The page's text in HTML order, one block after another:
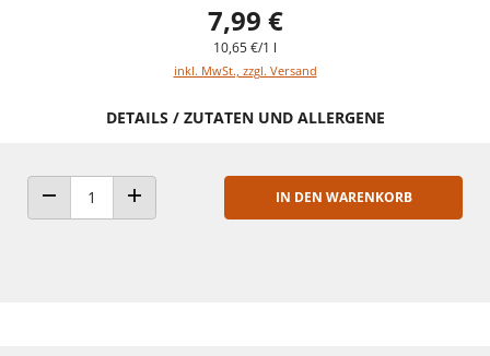
7,99 €
10,65 €/1 l
inkl. MwSt., zzgl. Versand
DETAILS / ZUTATEN UND ALLERGENE
ANZAHL VERRINGERNANZAHL ERHÖHEN
IN DEN WARENKORB